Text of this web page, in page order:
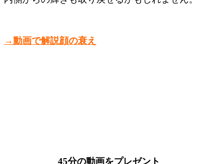
→動画で解説顔の衰え
45分の動画をプレゼント